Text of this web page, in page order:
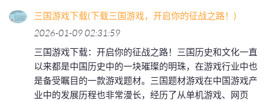
三国游戏下载(下载三国游戏，开启你的征战之路！)
2026-01-09 02:31:59
三国游戏下载：开启你的征战之路！三国历史和文化一直
以来都是中国历史中的一块璀璨的明珠，在游戏行业中也
是备受瞩目的一款游戏题材。三国题材游戏在中国游戏产
业中的发展历程也非常漫长，经历了从单机游戏、网页